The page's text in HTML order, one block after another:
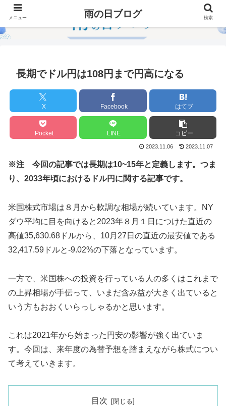
長期でドル円は108円まで円高になる
X Facebook はてブ
Pocket LINE コピー
2023.11.06 2023.11.07
※注 今回の記事では長期は10~15年と定義します。つま
り、2033年頃におけるドル円に関する記事です。
米国株式市場は８月から軟調な相場が続いています。NY
ダウ平均に目を向けると2023年８月１日につけた直近の
高値35,630.68ドルから、10月27日の直近の最安値である
32,417.59ドルと-9.02%の下落となっています。
一方で、米国株への投資を行っている人の多くはこれまで
の上昇相場が手伝って、いまだ含み益が大きく出ていると
いう方もおおくいらっしゃるかと思います。
これは2021年から始まった円安の影響が強く出ていま
す。今回は、来年度の為替予想を踏まえながら株式につい
て考えていきます。
目次
メニュー 雨の日ブログ 検索